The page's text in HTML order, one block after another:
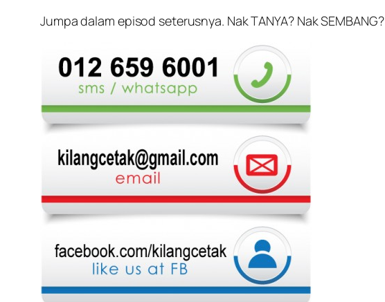
Jumpa dalam episod seterusnya. Nak TANYA? Nak SEMBANG?